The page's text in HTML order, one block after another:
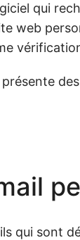
qui
web
vérification
qui sont